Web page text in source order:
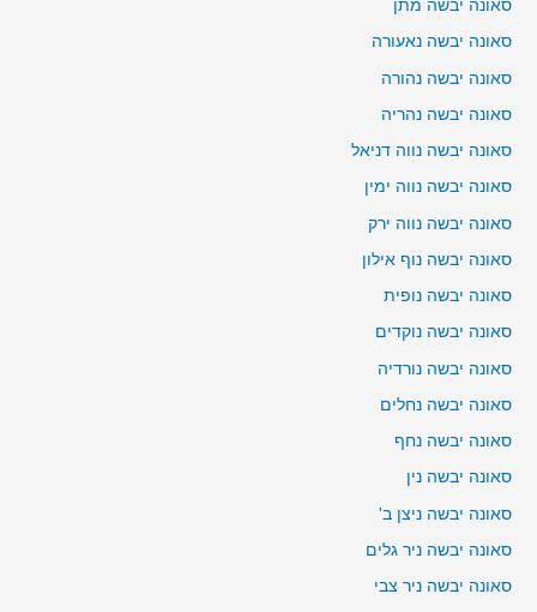
סאונה יבשה מתן
סאונה יבשה נאעורה
סאונה יבשה נהורה
סאונה יבשה נהריה
סאונה יבשה נווה דניאל
סאונה יבשה נווה ימין
סאונה יבשה נווה ירק
סאונה יבשה נוף אילון
סאונה יבשה נופית
סאונה יבשה נוקדים
סאונה יבשה נורדיה
סאונה יבשה נחלים
סאונה יבשה נחף
סאונה יבשה נין
סאונה יבשה ניצן ב'
סאונה יבשה ניר גלים
סאונה יבשה ניר צבי